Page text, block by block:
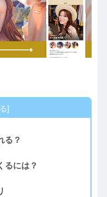
る？
るには？